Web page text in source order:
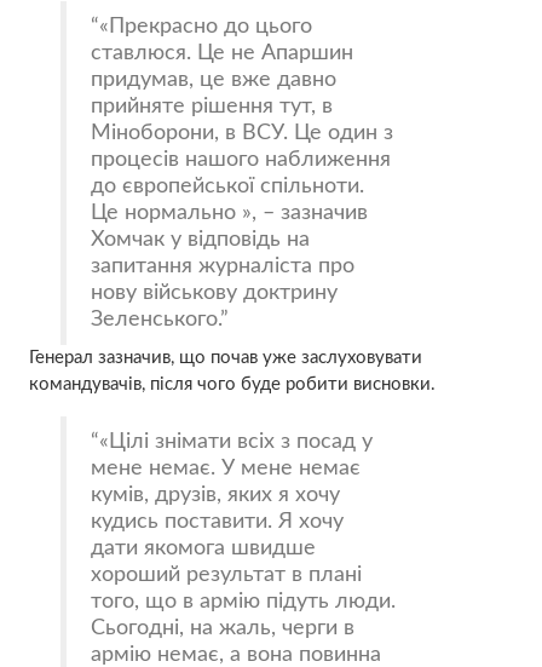
«Прекрасно до цього
ставлюся. Це не Апаршин
придумав, це вже давно
прийняте рішення тут, в
Міноборони, в ВСУ. Це один з
процесів нашого наближення
до європейської спільноти.
Це нормально », – зазначив
Хомчак у відповідь на
запитання журналіста про
нову військову доктрину
Зеленського.
Генерал зазначив, що почав уже заслуховувати
командувачів, після чого буде робити висновки.
«Цілі знімати всіх з посад у
мене немає. У мене немає
кумів, друзів, яких я хочу
кудись поставити. Я хочу
дати якомога швидше
хороший результат в плані
того, що в армію підуть люди.
Сьогодні, на жаль, черги в
армію немає, а вона повинна